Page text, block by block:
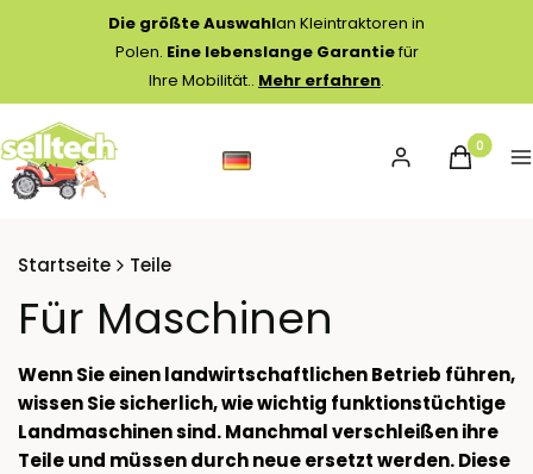
Die größte Auswahlan Kleintraktoren in
Polen. Eine lebenslange Garantiefür
Ihre Mobilität.. Mehr erfahren.
Einloggen
Startseite Teile
Für Maschinen
Wenn Sie einen landwirtschaftlichen Betrieb führen,
wissen Sie sicherlich, wie wichtig funktionstüchtige
Landmaschinen sind. Manchmal verschleißen ihre
Teile und müssen durch neue ersetzt werden. Diese